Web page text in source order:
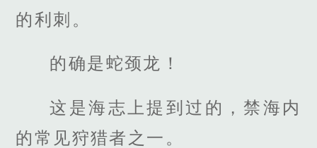
的利刺。
的确是蛇颈龙！
这是海志上提到过的，禁海内
的常见狩猎者之一。